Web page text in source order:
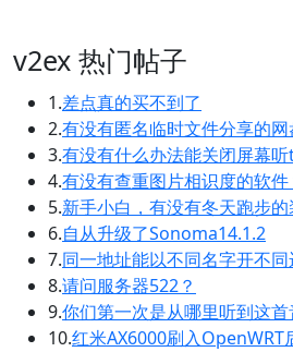
v2ex 热门帖子
1.差点真的买不到了
2.有没有匿名临时文件分享的网
3.有没有什么办法能关闭屏幕
4.有没有查重图片相识度的软件
5.新手小白，有没有冬天跑步
6.自从升级了Sonoma14.1.2
7.同一地址能以不同名字开不
8.请问服务器522？
9.你们第一次是从哪里听到这
10.红米AX6000刷入OpenWRT